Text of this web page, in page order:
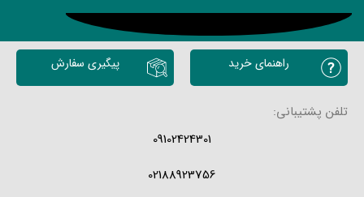
محصولات مشابه
راهنمای خرید پیگیری سفارش
تلفن پشتیبانی:
09102424301
02188923756